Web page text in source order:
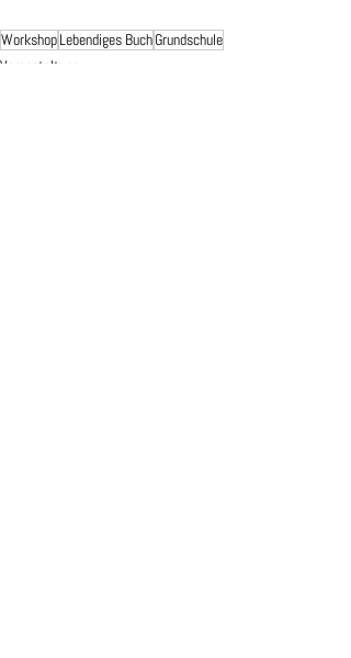
WorkshopLebendiges BuchGrundschule
Veranstaltung